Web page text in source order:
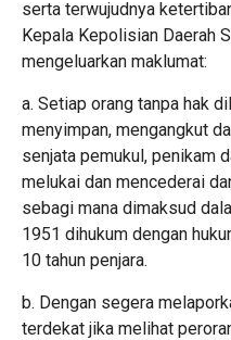
serta terwujudnya
Kepala Kepolisian Daerah
mengeluarkan maklumat:
a. Setiap orang tanpa hak
menyimpan, mengangkut
senjata pemukul, penikam
melukai dan mencederai
sebagi mana dimaksud
1951 dihukum dengan
10 tahun penjara.
b. Dengan segera
terdekat jika melihat